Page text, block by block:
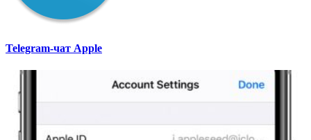
Telegram-чат Apple